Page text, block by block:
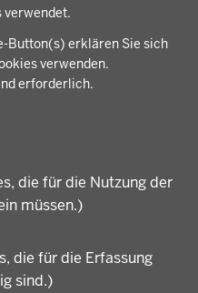
verwendet.
Button(s) erklären Sie sich
verwenden.
erforderlich.
die für die Nutzung der
müssen.)
die für die Erfassung
sind.)